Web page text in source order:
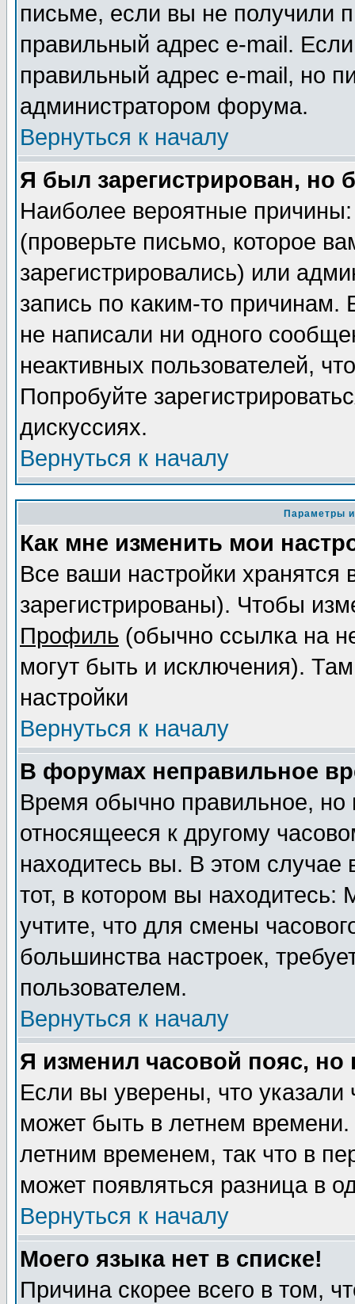
письме, если вы не получили
правильный адрес e-mail.
правильный адрес e-mail, но
администратором форума.
Вернуться к началу
Я был зарегистрирован, но
Наиболее вероятные
(проверьте письмо, которое
зарегистрировались) или
запись по каким-то
не написали ни одного
неактивных пользователей,
Попробуйте
дискуссиях.
Вернуться к началу
Параметры
Как мне изменить мои
Все ваши настройки
зарегистрированы). Чтобы
Профиль (обычно ссылка на
могут быть и исключения).
настройки
Вернуться к началу
В форумах неправильное
Время обычно правильное,
относящееся к другому
находитесь вы. В этом
тот, в котором вы
учтите, что для смены
большинства настроек,
пользователем.
Вернуться к началу
Я изменил часовой пояс,
Если вы уверены, что указали
может быть в летнем
летним временем, так что в
может появляться разница в
Вернуться к началу
Моего языка нет в списке!
Причина скорее всего в том,